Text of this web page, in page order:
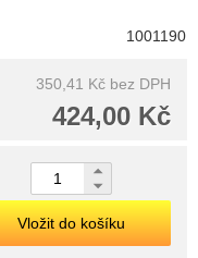
1001190
350,41 Kč bez DPH
424,00 Kč
Vložit do košíku